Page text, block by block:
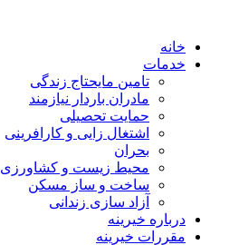
خانه
خدمات
تامین مایحتاج زندگی
مادران باردار نیازمند
حمایت تحصیلی
اشتغال زایی و کارافرینی
بحران
محیط زیست و کشاورزی
ساخت و ساز مسکن
آزاد سازی زندانی
درباره خیرینه
مقررات خیرینه